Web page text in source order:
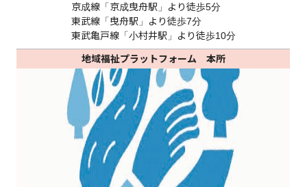
京成線「京成曳舟駅」より徒歩5分
東武線「曳舟駅」より徒歩7分
東武亀戸線「小村井駅」より徒歩10分
地域福祉プラットフォーム 本所